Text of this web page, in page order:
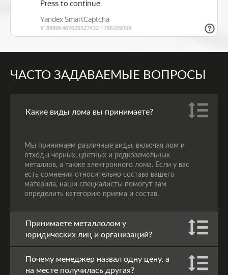
ЧАСТО ЗАДАВАЕМЫЕ ВОПРОСЫ
Какие виды лома вы принимаете?
Мы принимаем различные виды, включая лом и
отходы черных, цветных и редкоземельных
металлов, а также электронного лома. Если у вас
есть сомнения относительно состава вашего
материла, наши специалисты помогут вам
определить категорию приема и состав.
Принимаете металлолом у
юридических лиц и организаций?
Почему менеджер назвал одну цену, а
на месте получилась другая?